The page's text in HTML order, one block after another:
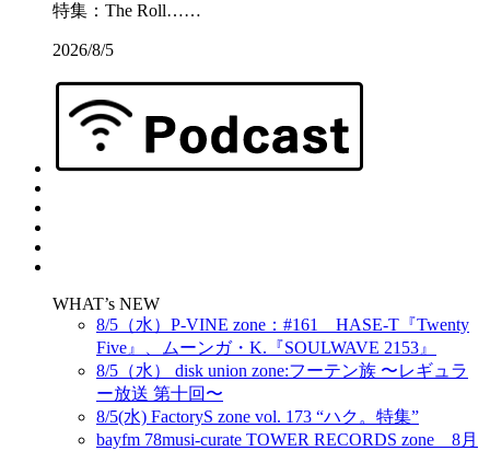
特集：The Roll……
2026/8/5
WHAT’s NEW
8/5（水）P-VINE zone：#161 HASE-T『Twenty
Five』、ムーンガ・K.『SOULWAVE 2153』
8/5（水） disk union zone:フーテン族 〜レギュラ
ー放送 第十回〜
8/5(水) FactoryS zone vol. 173 “ハク。特集”
bayfm 78musi-curate TOWER RECORDS zone 8月